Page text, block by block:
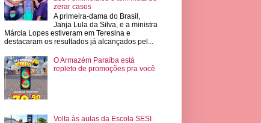
zerar casos
A primeira-dama do Brasil,
Janja Lula da Silva, e a ministra
Márcia Lopes estiveram em Teresina e
destacaram os resultados já alcançados pel...
O Armazém Paraíba está
repleto de promoções pra você
Volta às aulas da Escola SESI